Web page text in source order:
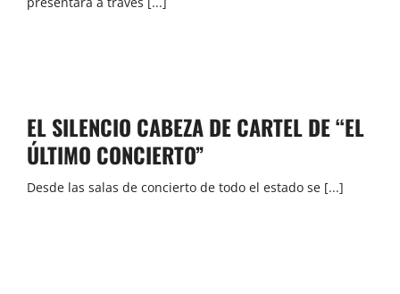
EL SILENCIO CABEZA DE CARTEL DE “EL
ÚLTIMO CONCIERTO”
Desde las salas de concierto de todo el estado se [...]